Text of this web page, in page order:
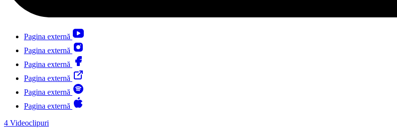
Pagina externă
Pagina externă
Pagina externă
Pagina externă
Pagina externă
Pagina externă
4 Videoclipuri